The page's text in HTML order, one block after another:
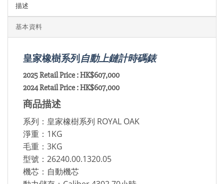
描述
基本資料
皇家橡樹系列 自動上鏈計時碼錶
2025 Retail Price : HK$607,000
2024 Retail Price : HK$607,000
商品描述
系列：皇家橡樹系列 ROYAL OAK
淨重：1KG
毛重：3KG
型號：26240.00.1320.05
機芯：自動機芯